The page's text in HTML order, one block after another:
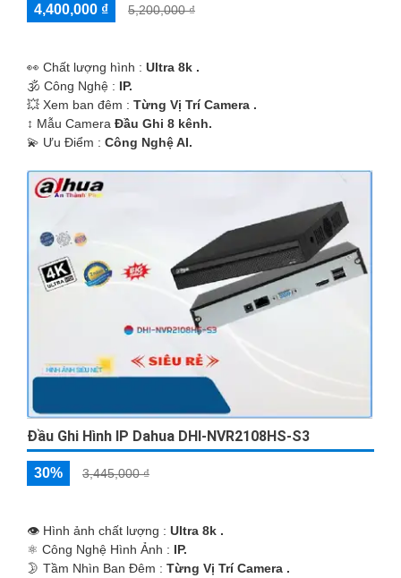
4,400,000 ₫ 5,200,000 ₫
️👀 Chất lượng hình : Ultra 8k .
🕉️ Công Nghệ : IP.
💥 Xem ban đêm : Từng Vị Trí Camera .
↕️ Mẫu Camera Đầu Ghi 8 kênh.
️💫 Ưu Điểm : Công Nghệ AI.
Đầu Ghi Hình IP Dahua DHI-NVR2108HS-S3
30% 3,445,000 ₫
👁 Hình ảnh chất lượng : Ultra 8k .
⚛️ Công Nghệ Hình Ảnh : IP.
🌛 Tầm Nhìn Ban Đêm : Từng Vị Trí Camera .